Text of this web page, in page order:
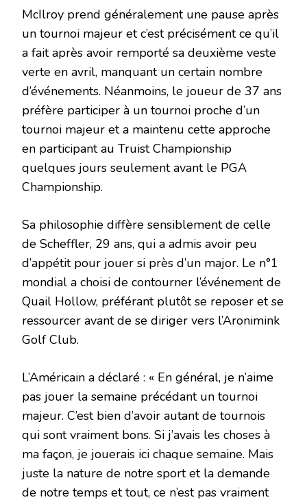
McIlroy prend généralement une pause après
un tournoi majeur et c’est précisément ce qu’il
a fait après avoir remporté sa deuxième veste
verte en avril, manquant un certain nombre
d’événements. Néanmoins, le joueur de 37 ans
préfère participer à un tournoi proche d’un
tournoi majeur et a maintenu cette approche
en participant au Truist Championship
quelques jours seulement avant le PGA
Championship.
Sa philosophie diffère sensiblement de celle
de Scheffler, 29 ans, qui a admis avoir peu
d’appétit pour jouer si près d’un major. Le n°1
mondial a choisi de contourner l’événement de
Quail Hollow, préférant plutôt se reposer et se
ressourcer avant de se diriger vers l’Aronimink
Golf Club.
L’Américain a déclaré : « En général, je n’aime
pas jouer la semaine précédant un tournoi
majeur. C’est bien d’avoir autant de tournois
qui sont vraiment bons. Si j’avais les choses à
ma façon, je jouerais ici chaque semaine. Mais
juste la nature de notre sport et la demande
de notre temps et tout, ce n’est pas vraiment